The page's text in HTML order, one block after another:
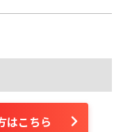
はこちら